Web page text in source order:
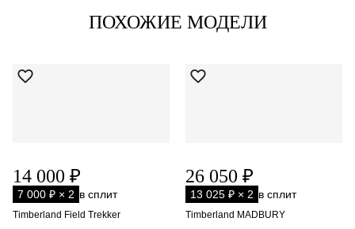
ПОХОЖИЕ МОДЕЛИ
14 000 ₽
7 000 ₽ × 2 в сплит
Timberland Field Trekker
26 050 ₽
13 025 ₽ × 2 в сплит
Timberland MADBURY